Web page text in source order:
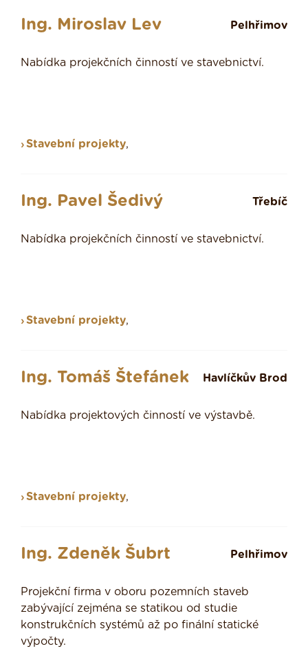
Ing. Miroslav Lev Pelhřimov
Nabídka projekčních činností ve stavebnictví.
Stavební projekty,
Ing. Pavel Šedivý Třebíč
Nabídka projekčních činností ve stavebnictví.
Stavební projekty,
Ing. Tomáš Štefánek Havlíčkův Brod
Nabídka projektových činností ve výstavbě.
Stavební projekty,
Ing. Zdeněk Šubrt Pelhřimov
Projekční firma v oboru pozemních staveb
zabývající zejména se statikou od studie
konstrukčních systémů až po finální statické
výpočty.